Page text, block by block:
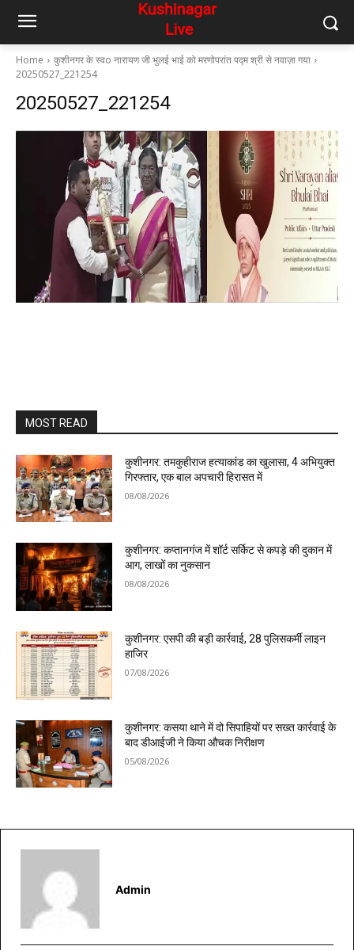
Home
कुशीनगर के स्वo नारायण जी भुलई भाई को मरणोपरांत पद्म श्री से नवाज़ा गया
20250527_221254
20250527_221254
MOST READ
कुशीनगर: तमकुहीराज हत्याकांड का खुलासा, 4 अभियुक्त
गिरफ्तार, एक बाल अपचारी हिरासत में
08/08/2026
कुशीनगर: कप्तानगंज में शॉर्ट सर्किट से कपड़े की दुकान में
आग, लाखों का नुकसान
08/08/2026
कुशीनगर: एसपी की बड़ी कार्रवाई, 28 पुलिसकर्मी लाइन
हाजिर
07/08/2026
कुशीनगर: कसया थाने में दो सिपाहियों पर सख्त कार्रवाई के
बाद डीआईजी ने किया औचक निरीक्षण
05/08/2026
Admin